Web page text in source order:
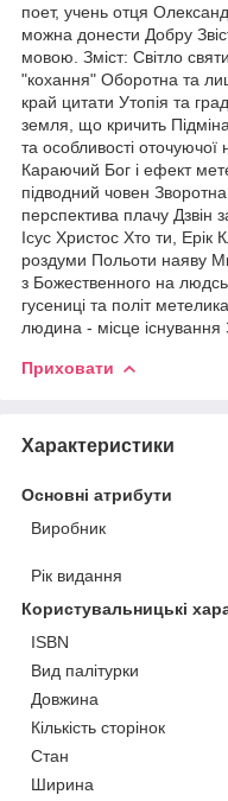
поет, учень отця
можна донести Добру
мовою. Зміст: Світло
"кохання" Оборотна та
край цитати Утопія та
земля, що кричить
та особливості оточуючої
Караючий Бог і ефект
підводний човен
перспектива плачу Дзвін
Ісус Христос Хто ти, Ерік
роздуми Польоти наяву
з Божественного на
гусениці та політ
людина - місце
Приховати
Характеристики
Основні атрибути
Виробник
Рік видання
Користувальницькі
ISBN
Вид палітурки
Довжина
Кількість сторінок
Стан
Ширина